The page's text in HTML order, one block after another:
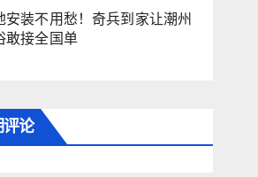
安装不用愁！奇兵到家让潮州
敢接全国单
论